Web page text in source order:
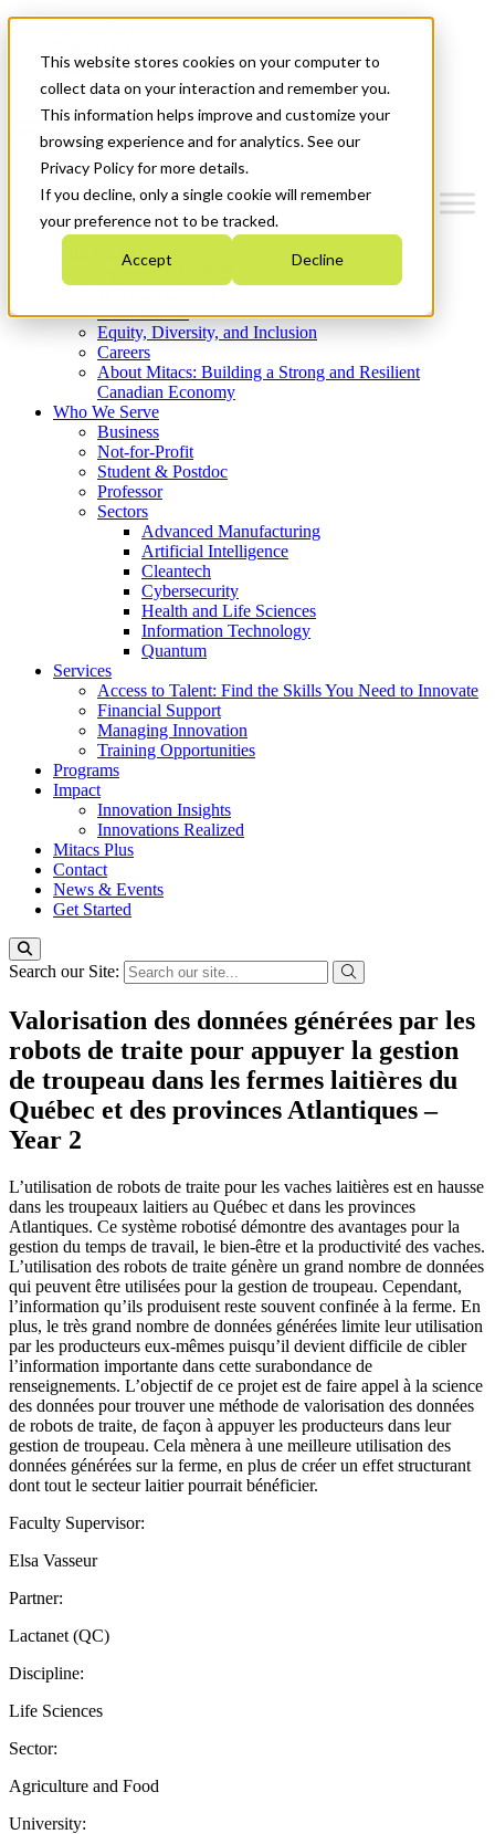
This website stores cookies on your computer to
collect data on your interaction and remember you.
This information helps improve and customize your
browsing experience and for analytics. See our
Privacy Policy for more details.
If you decline, only a single cookie will remember
your preference not to be tracked.
Accept Decline
News & Events
Get Started
Menu
Who We Are
Strategic Plan 2026-2030
What We Do
Equity, Diversity, and Inclusion
Careers
About Mitacs: Building a Strong and Resilient
Canadian Economy
Who We Serve
Business
Not-for-Profit
Student & Postdoc
Professor
Sectors
Advanced Manufacturing
Artificial Intelligence
Cleantech
Cybersecurity
Health and Life Sciences
Information Technology
Quantum
Services
Access to Talent: Find the Skills You Need to Innovate
Financial Support
Managing Innovation
Training Opportunities
Programs
Impact
Innovation Insights
Innovations Realized
Mitacs Plus
Contact
News & Events
Get Started
Search our Site:
Valorisation des données générées par les
robots de traite pour appuyer la gestion
de troupeau dans les fermes laitières du
Québec et des provinces Atlantiques –
Year 2
L’utilisation de robots de traite pour les vaches laitières est en hausse
dans les troupeaux laitiers au Québec et dans les provinces
Atlantiques. Ce système robotisé démontre des avantages pour la
gestion du temps de travail, le bien-être et la productivité des vaches.
L’utilisation des robots de traite génère un grand nombre de données
qui peuvent être utilisées pour la gestion de troupeau. Cependant,
l’information qu’ils produisent reste souvent confinée à la ferme. En
plus, le très grand nombre de données générées limite leur utilisation
par les producteurs eux-mêmes puisqu’il devient difficile de cibler
l’information importante dans cette surabondance de
renseignements. L’objectif de ce projet est de faire appel à la science
des données pour trouver une méthode de valorisation des données
de robots de traite, de façon à appuyer les producteurs dans leur
gestion de troupeau. Cela mènera à une meilleure utilisation des
données générées sur la ferme, en plus de créer un effet structurant
dont tout le secteur laitier pourrait bénéficier.
Faculty Supervisor:
Elsa Vasseur
Partner:
Lactanet (QC)
Discipline:
Life Sciences
Sector:
Agriculture and Food
University: